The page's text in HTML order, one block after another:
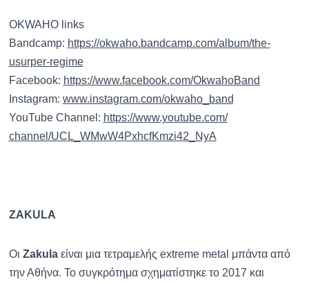
OKWAHO links
Bandcamp: https://okwaho.bandcamp.com/album/the-
usurper-regime
Facebook: https://www.facebook.com/OkwahoBand
Instagram: www.instagram.com/okwaho_band
YouTube Channel: https://www.youtube.com/
channel/UCL_WMwW4PxhcfKmzi42_
NyA
ZAKULA
Οι Zakulaείναι μια τετραμελής extreme metal μπάντα από
την Αθήνα. Το συγκρότημα σχηματίστηκε το 2017 και